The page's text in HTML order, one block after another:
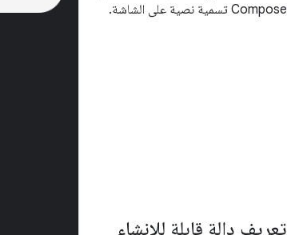
Compose تسمية نصية على الشاشة.
تعريف دالة قابلة للإنشاء